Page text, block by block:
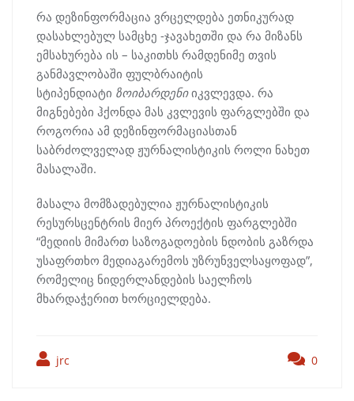
რა დეზინფორმაცია ვრცელდება ეთნიკურად
დასახლებულ სამცხე -ჯავახეთში და რა მიზანს
ემსახურება ის – საკითხს რამდენიმე თვის
განმავლობაში ფულბრაიტის
სტიპენდიატი ზოიბარდენიიკვლევდა. რა
მიგნებები ჰქონდა მას კვლევის ფარგლებში და
როგორია ამ დეზინფორმაციასთან
საბრძოლველად ჟურნალისტიკის როლი ნახეთ
მასალაში.
მასალა მომზადებულია ჟურნალისტიკის
რესურსცენტრის მიერ პროექტის ფარგლებში
“მედიის მიმართ საზოგადოების ნდობის გაზრდა
უსაფრთხო მედიაგარემოს უზრუნველსაყოფად”,
რომელიც ნიდერლანდების საელჩოს
მხარდაჭერით ხორციელდება.
jrc 0